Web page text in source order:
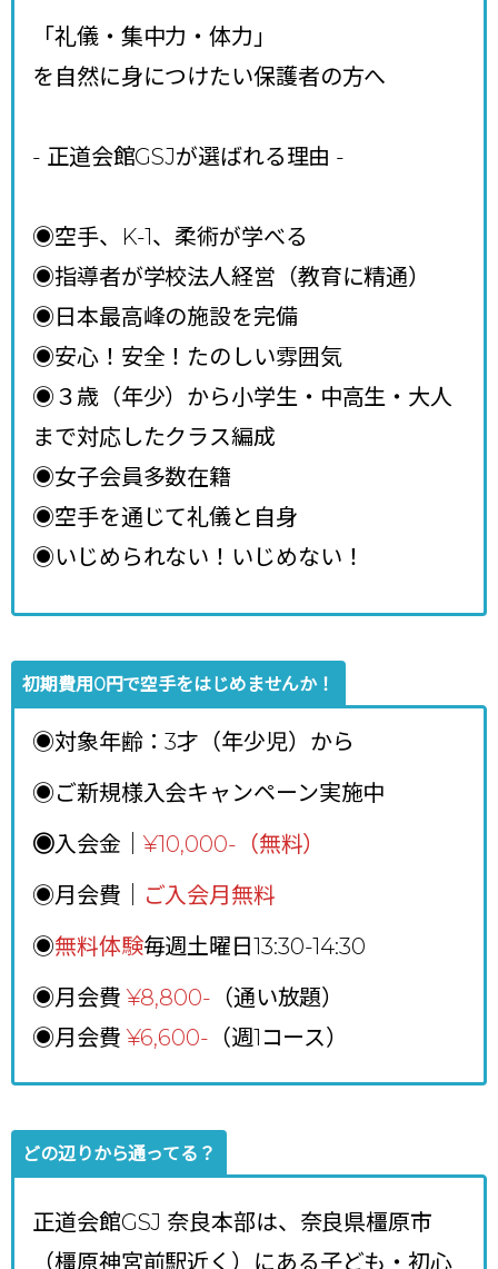
「礼儀・集中力・体力」
を自然に身につけたい保護者の方へ
- 正道会館GSJが選ばれる理由 -
◉空手、K-1、柔術が学べる
◉指導者が学校法人経営（教育に精通）
◉日本最高峰の施設を完備
◉安心！安全！たのしい雰囲気
◉３歳（年少）から小学生・中高生・大人
まで対応したクラス編成
◉女子会員多数在籍
◉空手を通じて礼儀と自身
◉いじめられない！いじめない！
初期費用0円で空手をはじめませんか！
◉対象年齢：3才（年少児）から
◉ご新規様入会キャンペーン実施中
◉入会金｜ ¥10,000-（無料）
◉月会費｜
ご入会月無料
◉無料体験毎週土曜日13:30-14:30
◉月会費 ¥8,800- （通い放題）
◉月会費 ¥6,600- （週1コース）
どの辺りから通ってる？
正道会館GSJ 奈良本部は、奈良県橿原市
（橿原神宮前駅近く）にある子ども・初心